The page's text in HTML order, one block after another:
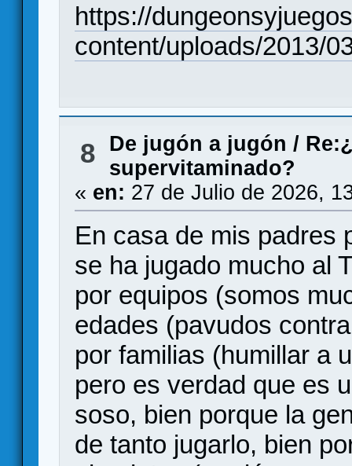
https://
content/uploads/2013/
8 De jugón a jugón /
supervitaminado?
« en: 27 de Julio de 2026,
En casa de mis padres
se ha jugado mucho al
por equipos (somos
edades (pavudos
por familias (humillar a
pero es verdad que es
soso, bien porque la
de tanto jugarlo, bien